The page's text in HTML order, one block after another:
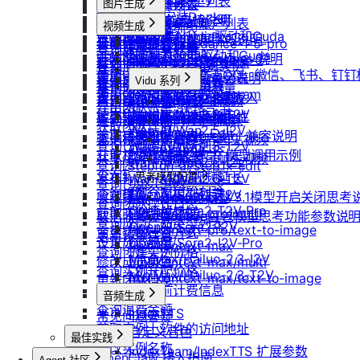
防火墙及端口设置
配置外网加速
云硬盘扩容与挂载
云存储挂载
模型库挂载
自启动
手动安装监控
无卡模式
ubuntu如何安装Docker
Windows安装Nvidia驱动和Cuda
ubuntu安装Nvidia驱动和Cuda
使用LangBot快速部署QQ、微信、飞书、钉钉
使用Clawdbot连接Telegram
使用Clawdbot连接飞书
重装实例
重置实例密码
升降配实例
获取支持的可用区信息列表
查询网络加速服务状态
检查指定规格的资源可用性
获取可用机型列表
获取机型族列表
查询软件端口映射列表
查询模型仓库模型列表
获取实例监控数据
变更实例计费方式
查询创建实例价格
查询实例升配价格
查询实例当前计费信息
查询退费金额
获取实例上软件的访问地址
修改实例名称
获取平台镜像列表
查询镜像已共享的账户列表
获取镜像标签列表
查询他人共享给自己的镜像
查询已收藏的镜像列表
查询自己发布的社区镜像
查询指定用户的社区镜像
查询镜像制作进度
共享/取消共享镜像
发布镜像到社区
收藏镜像
取消收藏镜像
更新镜像信息
扩容云盘
挂载已有云盘
查询云盘扩容价格
挂载 US3 对象存储到实例
云存储文件上传和下载
删除团队
查询成员订单列表
查询成员订单数量
查询成员未支付订单
查询成员未支付订单数量
导出团队账单
获取团队详情
查询已创建的团队列表
查询团队邀请记录
查询已加入的团队列表
查询团队操作日志
查询成员产品类型列表
设置成员额度
修改成员角色
更新团队信息
模型协议支持说明
API支持与扩展字段说明
OpenAI-Completions 说明
OpenAI-Response说明
Embeddings 向量嵌入
Gemini 快速开始
Claude (Anthropic) 兼容说明
DeepSeek-OCR 模型调用示例
思考模型配置
DeepSeek V3.1模型开启关闭思考
Doubao豆包模型思考功能参数说明
图片生成
Nano Banana
Nano Banana Pro
Nano Banana 2
gpt-image-1
gpt-image-1.5
gpt-image-2
doubao-seedream
Qwen-Image-Edit
Qwen-Image
stepfun-ai/step1x-edit
flux.1-dev
flux-kontext-pro
flux-kontext-pro/multi
flux-kontext-pro/text-to-image
flux-kontext-max
flux-kontext-max/multi
flux-kontext-max/text-to-image
视频生成
doubao-seedance-1-5-pro
doubao-seedance-2-0
Vidu 系列
Vidu/文生视频
Vidu/图生视频
Vidu/参考图生视频
Vidu/首尾帧生视频
Vidu/视频延长
Vidu/对口型
Wan-AI/Wan2.2-I2V
Wan-AI/Wan2.2-T2V
Wan-AI/Wan2.5-I2V
Wan-AI/Wan2.5-T2V
Wan-AI/Wan2.6-I2V
Wan-AI/Wan2.6-T2V
OpenAI/Sora2-T2V
OpenAI/Sora2-T2V-Pro
OpenAI/Sora2-I2V
OpenAI/Sora2-I2V-Pro
MiniMax/Hailuo-2.3-I2V
MiniMax/Hailuo-2.3-T2V
音频生成
IndexTTS
自定义音色
IndexTeam/IndexTTS 扩展参数
常见问题答疑
最佳实践